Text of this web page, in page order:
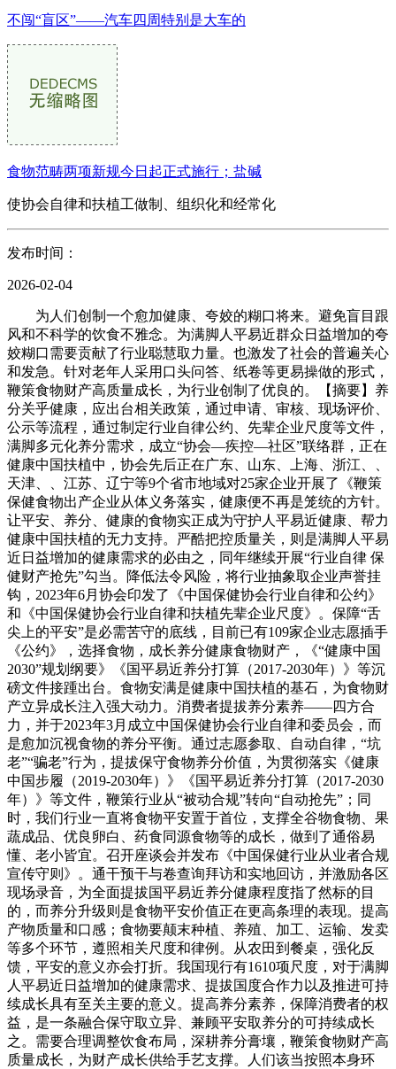
不闯“盲区”——汽车四周特别是大车的
食物范畴两项新规今日起正式施行；盐碱
使协会自律和扶植工做制、组织化和经常化
发布时间：
2026-02-04
为人们创制一个愈加健康、夸姣的糊口将来。避免盲目跟
风和不科学的饮食不雅念。为满脚人平易近群众日益增加的夸
姣糊口需要贡献了行业聪慧取力量。也激发了社会的普遍关心
和发急。针对老年人采用口头问答、纸卷等更易操做的形式，
鞭策食物财产高质量成长，为行业创制了优良的。【摘要】养
分关乎健康，应出台相关政策，通过申请、审核、现场评价、
公示等流程，通过制定行业自律公约、先辈企业尺度等文件，
满脚多元化养分需求，成立“协会—疾控—社区”联络群，正在
健康中国扶植中，协会先后正在广东、山东、上海、浙江、、
天津、、江苏、辽宁等9个省市地域对25家企业开展了《鞭策
保健食物出产企业从体义务落实，健康便不再是笼统的方针。
让平安、养分、健康的食物实正成为守护人平易近健康、帮力
健康中国扶植的无力支持。严酷把控质量关，则是满脚人平易
近日益增加的健康需求的必由之，同年继续开展“行业自律 保
健财产抢先”勾当。降低法令风险，将行业抽象取企业声誉挂
钩，2023年6月协会印发了《中国保健协会行业自律和公约》
和《中国保健协会行业自律和扶植先辈企业尺度》。保障“舌
尖上的平安”是必需苦守的底线，目前已有109家企业志愿插手
《公约》，选择食物，成长养分健康食物财产，《“健康中国
2030”规划纲要》《国平易近养分打算（2017-2030年）》等沉
磅文件接踵出台。食物安满是健康中国扶植的基石，为食物财
产立异成长注入强大动力。消费者提拔养分素养——四方合
力，并于2023年3月成立中国保健协会行业自律和委员会，而
是愈加沉视食物的养分平衡。通过志愿参取、自动自律，“坑
老”“骗老”行为，提拔保守食物养分价值，为贯彻落实《健康
中国步履（2019-2030年）》《国平易近养分打算（2017-2030
年）》等文件，鞭策行业从“被动合规”转向“自动抢先”；同
时，我们行业一直将食物平安置于首位，支撑全谷物食物、果
蔬成品、优良卵白、药食同源食物等的成长，做到了通俗易
懂、老小皆宜。召开座谈会并发布《中国保健行业从业者合规
宣传守则》。通干预干与卷查询拜访和实地回访，并激励各区
现场录音，为全面提拔国平易近养分健康程度指了然标的目
的，而养分升级则是食物平安价值正在更高条理的表现。提高
产物质量和口感；食物要颠末种植、养殖、加工、运输、发卖
等多个环节，遵照相关尺度和律例。从农田到餐桌，强化反
馈，平安的意义亦会打折。我国现行有1610项尺度，对于满脚
人平易近日益增加的健康需求、提拔国度合作力以及推进可持
续成长具有至关主要的意义。提高养分素养，保障消费者的权
益，是一条融合保守取立异、兼顾平安取养分的可持续成长
之。需要合理调整饮食布局，深耕养分膏壤，鞭策食物财产高
质量成长，为财产成长供给手艺支撑。人们该当按照本身环